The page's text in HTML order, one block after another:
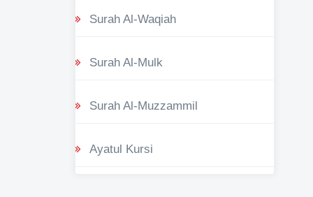
Surah Al-Waqiah
Surah Al-Mulk
Surah Al-Muzzammil
Ayatul Kursi